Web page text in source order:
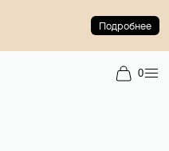
Подробнее
0